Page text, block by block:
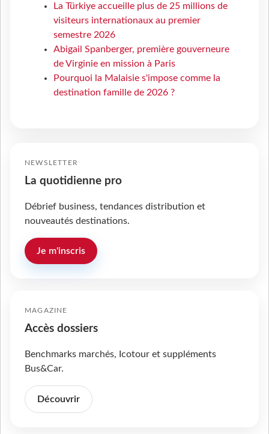
La Türkiye accueille plus de 25 millions de
visiteurs internationaux au premier
semestre 2026
Abigail Spanberger, première gouverneure
de Virginie en mission à Paris
Pourquoi la Malaisie s'impose comme la
destination famille de 2026 ?
NEWSLETTER
La quotidienne pro
Débrief business, tendances distribution et
nouveautés destinations.
Je m'inscris
MAGAZINE
Accès dossiers
Benchmarks marchés, Icotour et suppléments
Bus&Car.
Découvrir